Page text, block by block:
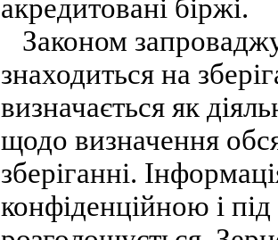
акредитовані біржі.
Законом
знаходиться на
визначається як
щодо визначення
зберіганні.
конфіденційною і